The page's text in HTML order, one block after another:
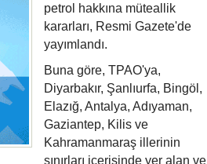
petrol hakkına müteallik
kararları, Resmi Gazete'de
yayımlandı.
Buna göre, TPAO'ya,
Diyarbakır, Şanlıurfa, Bingöl,
Elazığ, Antalya, Adıyaman,
Gaziantep, Kilis ve
Kahramanmaraş illerinin
sınırları içerisinde yer alan ve